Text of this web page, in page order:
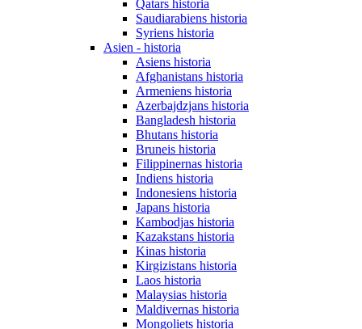
Qatars historia
Saudiarabiens historia
Syriens historia
Asien - historia
Asiens historia
Afghanistans historia
Armeniens historia
Azerbajdzjans historia
Bangladesh historia
Bhutans historia
Bruneis historia
Filippinernas historia
Indiens historia
Indonesiens historia
Japans historia
Kambodjas historia
Kazakstans historia
Kinas historia
Kirgizistans historia
Laos historia
Malaysias historia
Maldivernas historia
Mongoliets historia